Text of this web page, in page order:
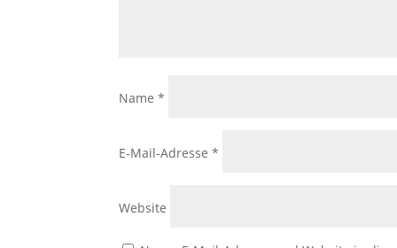
Name*
E-Mail-Adresse*
Website